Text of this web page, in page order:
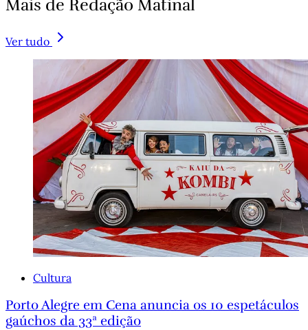
Mais de Redação Matinal
Ver tudo
Cultura
Porto Alegre em Cena anuncia os 10 espetáculos
gaúchos da 33ª edição